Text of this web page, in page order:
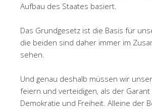
Aufbau des Staates basiert.
Das Grundgesetz ist die Basis für
die beiden sind daher immer im
sehen.
Und genau deshalb müssen wir
feiern und verteidigen, als der
Demokratie und Freiheit. Alleine der